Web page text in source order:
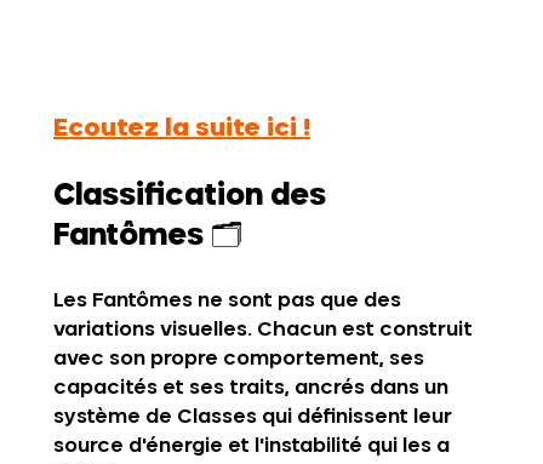
Ecoutez la suite ici !
Classification des
Fantômes 🗂️
Les Fantômes ne sont pas que des
variations visuelles. Chacun est construit
avec son propre comportement, ses
capacités et ses traits, ancrés dans un
système de Classes qui définissent leur
source d'énergie et l'instabilité qui les a